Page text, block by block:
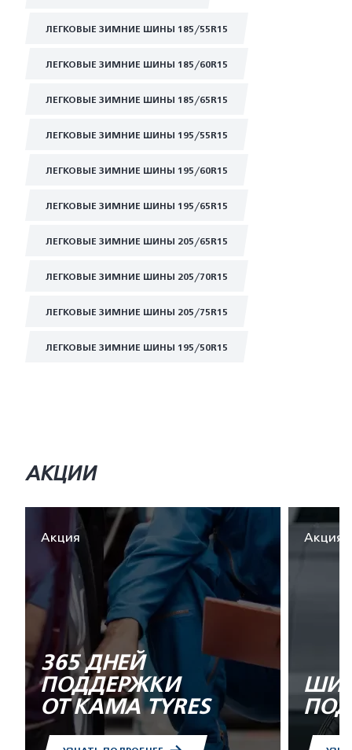
ЛЕГКОВЫЕ ЗИМНИЕ ШИНЫ 185/55R15
ЛЕГКОВЫЕ ЗИМНИЕ ШИНЫ 185/60R15
ЛЕГКОВЫЕ ЗИМНИЕ ШИНЫ 185/65R15
ЛЕГКОВЫЕ ЗИМНИЕ ШИНЫ 195/55R15
ЛЕГКОВЫЕ ЗИМНИЕ ШИНЫ 195/60R15
ЛЕГКОВЫЕ ЗИМНИЕ ШИНЫ 195/65R15
ЛЕГКОВЫЕ ЗИМНИЕ ШИНЫ 205/65R15
ЛЕГКОВЫЕ ЗИМНИЕ ШИНЫ 205/70R15
ЛЕГКОВЫЕ ЗИМНИЕ ШИНЫ 205/75R15
ЛЕГКОВЫЕ ЗИМНИЕ ШИНЫ 195/50R15
АКЦИИ
Акция
365 ДНЕЙ
ПОДДЕРЖКИ
ОТ KAMA TYRES
Акция